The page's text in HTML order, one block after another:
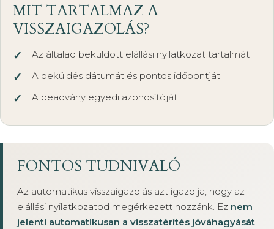
MIT TARTALMAZ A
VISSZAIGAZOLÁS?
Az általad beküldött elállási nyilatkozat tartalmát
A beküldés dátumát és pontos időpontját
A beadvány egyedi azonosítóját
FONTOS TUDNIVALÓ
Az automatikus visszaigazolás azt igazolja, hogy az
elállási nyilatkozatod megérkezett hozzánk. Ez nem
jelenti automatikusan a visszatérítés jóváhagyását.